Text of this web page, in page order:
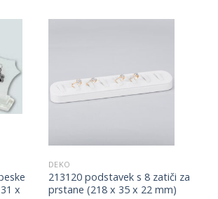
to
x
DEKO
213120 podstavek s 8 zatiči za
prstane (218 x 35 x 22 mm)